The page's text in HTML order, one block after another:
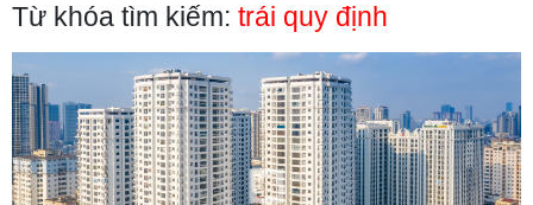
Chính trị
Đảng
Tổ chức nhân sự
Quốc hội
Nhận diện sự thật
Xã hội
Tin 24h
Giáo dục
Dự báo thời tiết
Dấu ấn VOV
Từ khóa tìm kiếm: trái quy định